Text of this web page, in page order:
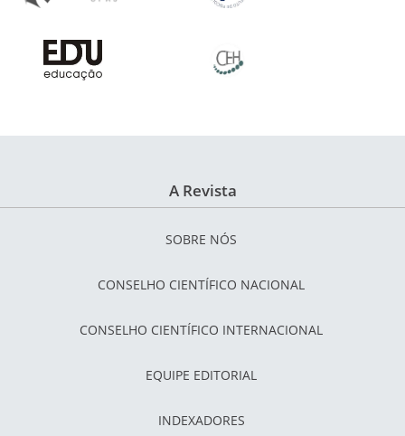
A Revista
SOBRE NÓS
CONSELHO CIENTÍFICO NACIONAL
CONSELHO CIENTÍFICO INTERNACIONAL
EQUIPE EDITORIAL
INDEXADORES